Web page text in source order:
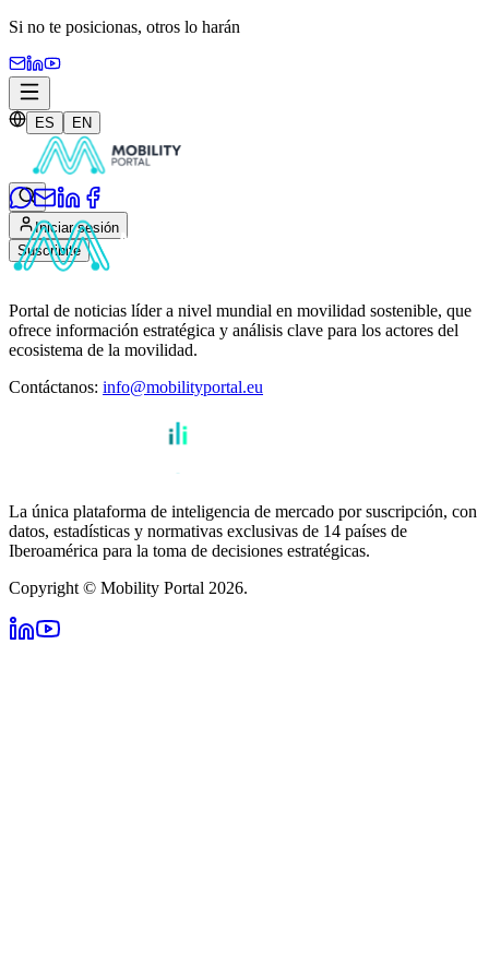
Si no te posicionas, otros lo harán
ES EN
Iniciar sesión
Suscribite
Portal de noticias líder a nivel mundial en movilidad sostenible, que
ofrece información estratégica y análisis clave para los actores del
ecosistema de la movilidad.
Contáctanos: info@mobilityportal.eu
La única plataforma de inteligencia de mercado por suscripción, con
datos, estadísticas y normativas exclusivas de 14 países de
Iberoamérica para la toma de decisiones estratégicas.
Copyright © Mobility Portal 2026.